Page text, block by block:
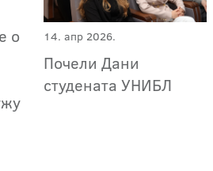
о
14. апр 2026.
Почели Дани
студената УНИБЛ